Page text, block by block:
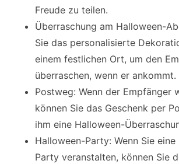
Freude zu teilen.
Überraschung am Halloween-
Sie das personalisierte
einem festlichen Ort, um den
überraschen, wenn er ankommt.
Postweg: Wenn der Empfänger
können Sie das Geschenk per
ihm eine Halloween-
Halloween-Party: Wenn Sie
Party veranstalten, können Sie